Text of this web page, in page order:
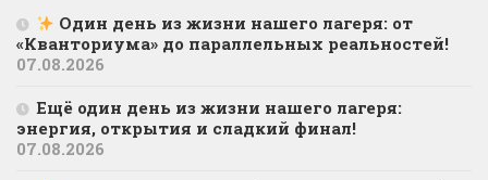
Один день из жизни нашего лагеря: от
«Кванториума» до параллельных реальностей!
07.08.2026
Ещё один день из жизни нашего лагеря:
энергия, открытия и сладкий финал!
07.08.2026